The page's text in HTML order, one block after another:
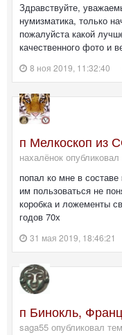
Здравствуйте,
нумизматика, только
пожалуйста какой
качественного фото и
8 ноя 2019, 11:32:40
п Мелкоскоп из
нахалёнок
попал ко мне в
им пользоваться не
коробка и ложементы
годов 70х
31 мая 2019, 18:46:21
п Бинокль,
saga55 опубликовал